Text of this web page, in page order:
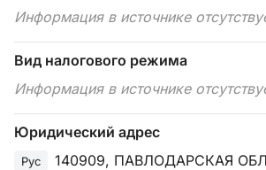
Информация в источнике
Вид налогового режима
Информация в источнике
Юридический адрес
Рус
140909, ПАВЛОДАРСКАЯ